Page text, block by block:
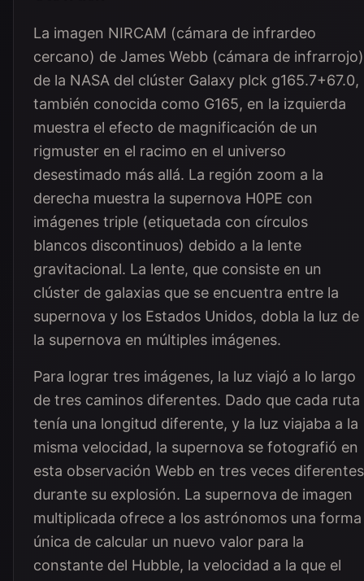
La imagen NIRCAM (cámara de infrardeo
cercano) de James Webb (cámara de infrarrojo)
de la NASA del clúster Galaxy plck g165.7+67.0,
también conocida como G165, en la izquierda
muestra el efecto de magnificación de un
rigmuster en el racimo en el universo
desestimado más allá. La región zoom a la
derecha muestra la supernova H0PE con
imágenes triple (etiquetada con círculos
blancos discontinuos) debido a la lente
gravitacional. La lente, que consiste en un
clúster de galaxias que se encuentra entre la
supernova y los Estados Unidos, dobla la luz de
la supernova en múltiples imágenes.
Para lograr tres imágenes, la luz viajó a lo largo
de tres caminos diferentes. Dado que cada ruta
tenía una longitud diferente, y la luz viajaba a la
misma velocidad, la supernova se fotografió en
esta observación Webb en tres veces diferentes
durante su explosión. La supernova de imagen
multiplicada ofrece a los astrónomos una forma
única de calcular un nuevo valor para la
constante del Hubble, la velocidad a la que el